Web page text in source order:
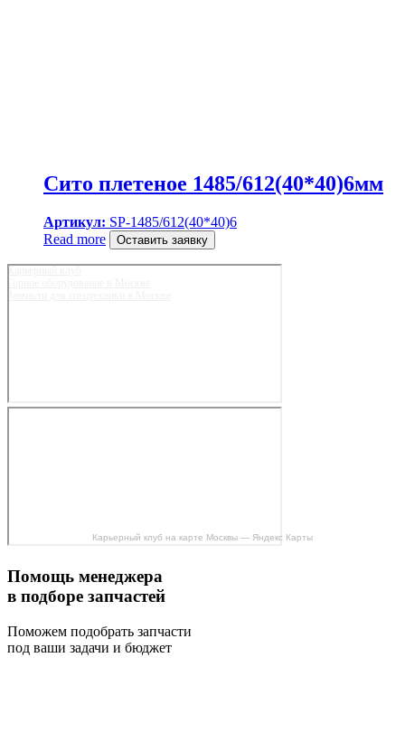
Сито плетеное 1485/612(40*40)6мм
Артикул: SP-1485/612(40*40)6
Read more
Оставить заявку
Карьерный клуб на карте Москвы — Яндекс Карты
Помощь менеджера
в подборе запчастей
Поможем подобрать запчасти
под ваши задачи и бюджет